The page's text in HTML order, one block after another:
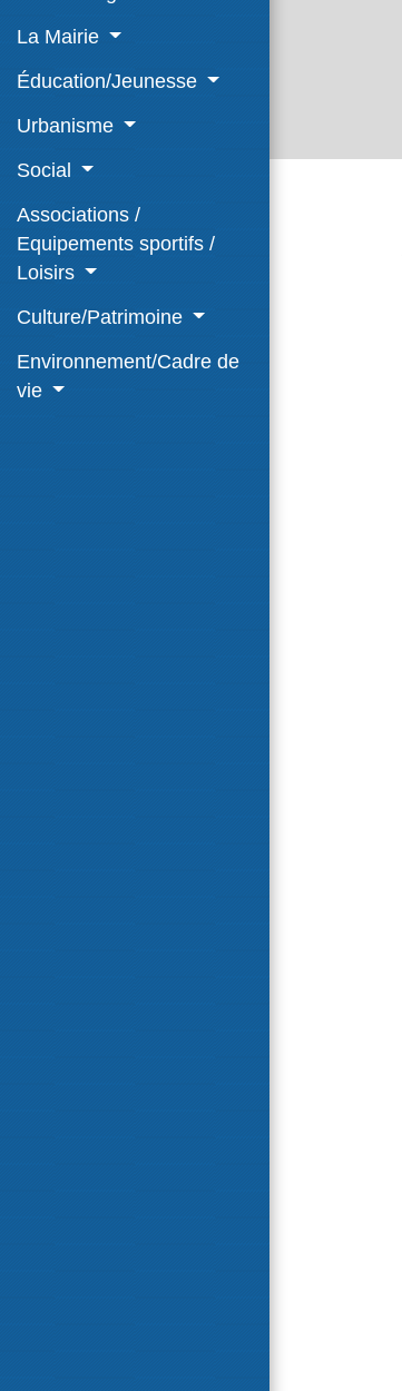
La Mairie
Éducation/Jeunesse
Urbanisme
Social
Associations /
Equipements sportifs /
Loisirs
Culture/Patrimoine
Environnement/Cadre de
vie